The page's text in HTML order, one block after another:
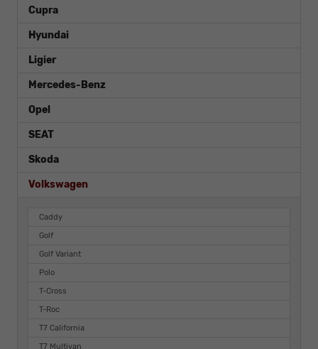
Cupra
Hyundai
Ligier
Mercedes-Benz
Opel
SEAT
Skoda
Volkswagen
Caddy
Golf
Golf Variant
Polo
T-Cross
T-Roc
T7 California
T7 Multivan